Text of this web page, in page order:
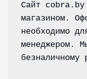
Сайт cobra.by
магазином.
необходимо
менеджером.
безналичному